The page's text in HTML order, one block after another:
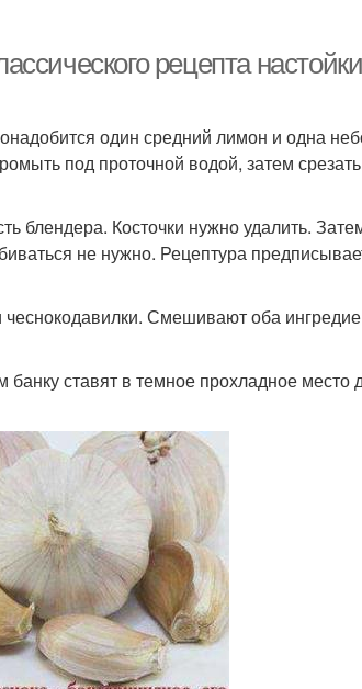
рецепта настойки
один средний лимон и одна
под проточной водой, затем срезать
блендера. Косточки нужно удалить.
не нужно. Рецептура
Смешивают оба
ставят в темное прохладное место